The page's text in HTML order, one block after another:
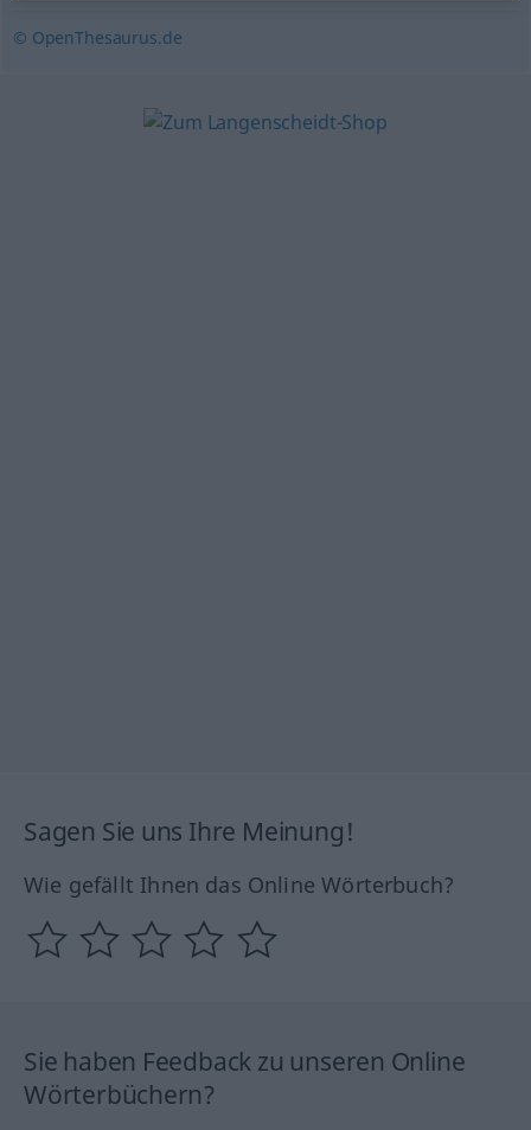
© OpenThesaurus.de
Sagen Sie uns Ihre Meinung!
Wie gefällt Ihnen das Online Wörterbuch?
Sie haben Feedback zu unseren Online
Wörterbüchern?